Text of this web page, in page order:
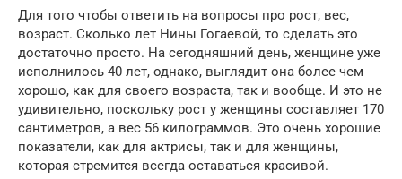
Для того чтобы ответить на вопросы про рост, вес,
возраст. Сколько лет Нины Гогаевой, то сделать это
достаточно просто. На сегодняшний день, женщине уже
исполнилось 40 лет, однако, выглядит она более чем
хорошо, как для своего возраста, так и вообще. И это не
удивительно, поскольку рост у женщины составляет 170
сантиметров, а вес 56 килограммов. Это очень хорошие
показатели, как для актрисы, так и для женщины,
которая стремится всегда оставаться красивой.